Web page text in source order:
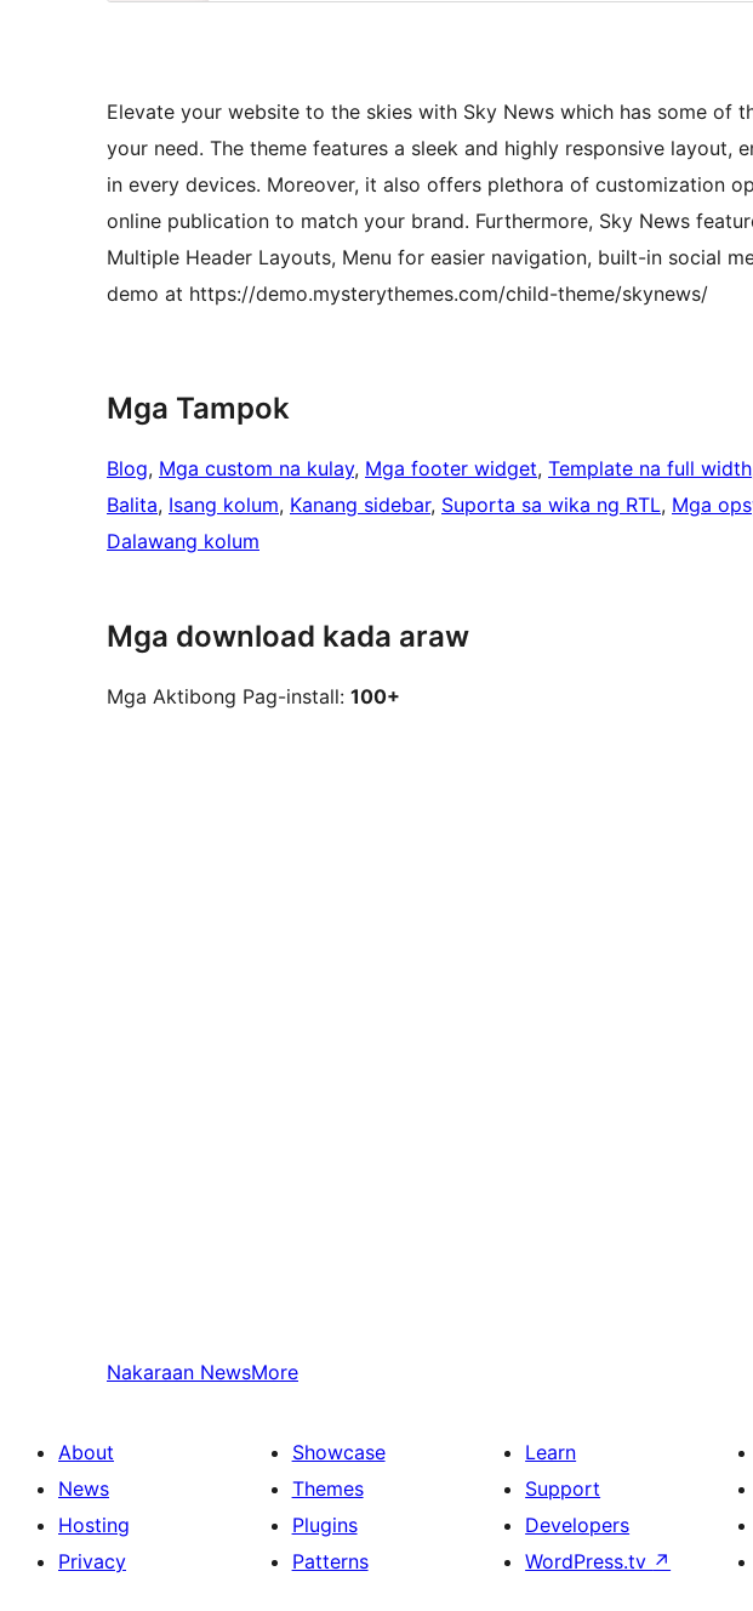
Elevate your website to the skies with Sky News which has some of
your need. The theme features a sleek and highly responsive layout,
in every devices. Moreover, it also offers plethora of customization
online publication to match your brand. Furthermore, Sky News
Multiple Header Layouts, Menu for easier navigation, built-in social
demo at https://demo.mysterythemes.com/child-theme/skynews/
Mga Tampok
Blog, Mga custom na kulay, Mga footer widget, Template na full width
Balita, Isang kolum, Kanang sidebar, Suporta sa wika ng RTL, Mga
Dalawang kolum
Mga download kada araw
Mga Aktibong Pag-install: 100+
Nakaraan NewsMore
About
News
Hosting
Privacy
Showcase
Themes
Plugins
Patterns
Learn
Support
Developers
WordPress.tv ↗